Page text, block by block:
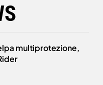
multiprotezione,